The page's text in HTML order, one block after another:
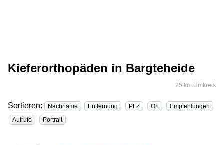
Kieferorthopäden in Bargteheide
25 km Umkreis
Sortieren: Nachname Entfernung PLZ Ort
Empfehlungen
Aufrufe
Portrait